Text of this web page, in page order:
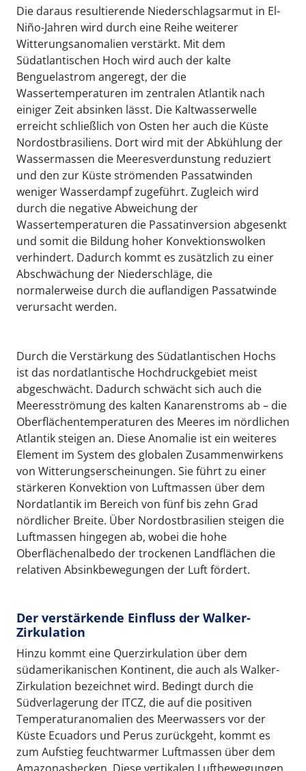
Die daraus resultierende Niederschlagsarmut in El-
Niño-Jahren wird durch eine Reihe weiterer
Witterungsanomalien verstärkt. Mit dem
Südatlantischen Hoch wird auch der kalte
Benguelastrom angeregt, der die
Wassertemperaturen im zentralen Atlantik nach
einiger Zeit absinken lässt. Die Kaltwasserwelle
erreicht schließlich von Osten her auch die Küste
Nordostbrasiliens. Dort wird mit der Abkühlung der
Wassermassen die Meeresverdunstung reduziert
und den zur Küste strömenden Passatwinden
weniger Wasserdampf zugeführt. Zugleich wird
durch die negative Abweichung der
Wassertemperaturen die Passatinversion abgesenkt
und somit die Bildung hoher Konvektionswolken
verhindert. Dadurch kommt es zusätzlich zu einer
Abschwächung der Niederschläge, die
normalerweise durch die auflandigen Passatwinde
verursacht werden.
Durch die Verstärkung des Südatlantischen Hochs
ist das nordatlantische Hochdruckgebiet meist
abgeschwächt. Dadurch schwächt sich auch die
Meeresströmung des kalten Kanarenstroms ab – die
Oberflächentemperaturen des Meeres im nördlichen
Atlantik steigen an. Diese Anomalie ist ein weiteres
Element im System des globalen Zusammenwirkens
von Witterungserscheinungen. Sie führt zu einer
stärkeren Konvektion von Luftmassen über dem
Nordatlantik im Bereich von fünf bis zehn Grad
nördlicher Breite. Über Nordostbrasilien steigen die
Luftmassen hingegen ab, wobei die hohe
Oberflächenalbedo der trockenen Landflächen die
relativen Absinkbewegungen der Luft fördert.
Der verstärkende Einfluss der Walker-
Zirkulation
Hinzu kommt eine Querzirkulation über dem
südamerikanischen Kontinent, die auch als Walker-
Zirkulation bezeichnet wird. Bedingt durch die
Südverlagerung der ITCZ, die auf die positiven
Temperaturanomalien des Meerwassers vor der
Küste Ecuadors und Perus zurückgeht, kommt es
zum Aufstieg feuchtwarmer Luftmassen über dem